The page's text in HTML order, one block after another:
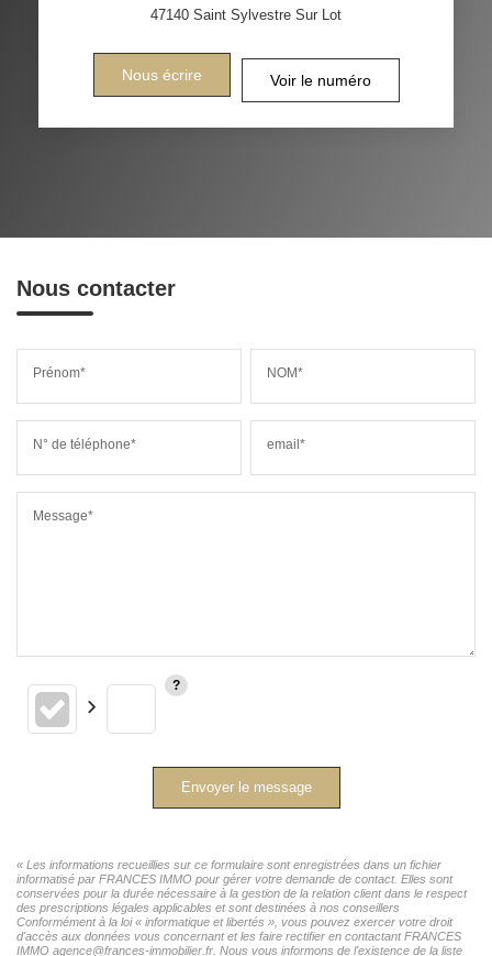
47140 Saint Sylvestre Sur Lot
Nous écrire Voir le numéro
Nous contacter
Prénom* NOM*
N° de téléphone* email*
Message*
Envoyer le message
« Les informations recueillies sur ce formulaire sont enregistrées dans un fichier
informatisé par FRANCES IMMO pour gérer votre demande de contact. Elles sont
conservées pour la durée nécessaire à la gestion de la relation client dans le respect
des prescriptions légales applicables et sont destinées à nos conseillers
Conformément à la loi « informatique et libertés », vous pouvez exercer votre droit
d'accès aux données vous concernant et les faire rectifier en contactant FRANCES
IMMO agence@frances-immobilier.fr. Nous vous informons de l'existence de la liste